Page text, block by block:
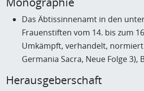
Das Äbtissinnenamt in den
Frauenstiften vom 14. bis zum
Umkämpft, verhandelt,
Germania Sacra, Neue Folge 3),
Herausgeberschaft